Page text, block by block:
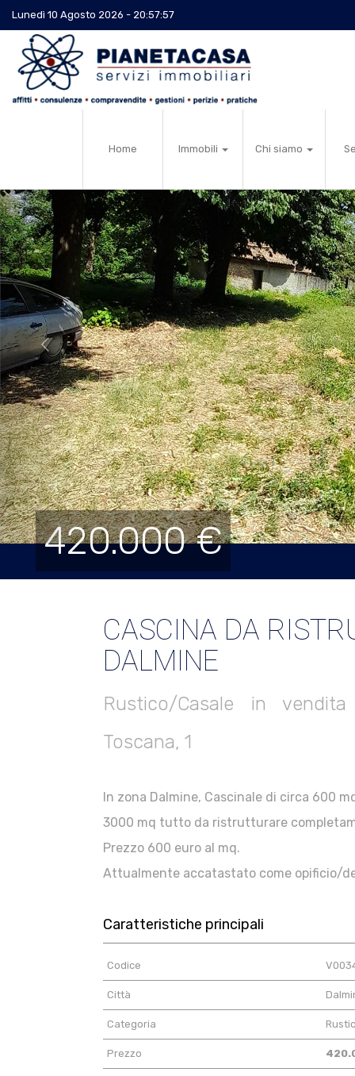
Lunedì 10 Agosto 2026 - 20:57:58
Home Immobili Chi siamo
420.000 €
CASCINA DA
DALMINE
Rustico/Casale in
Toscana, 1
In zona Dalmine, Cascinale di circa 600
3000 mq tutto da ristrutturare
Prezzo 600 euro al mq.
Attualmente accatastato come opificio/
Caratteristiche principali
Codice
Città
Categoria
Prezzo